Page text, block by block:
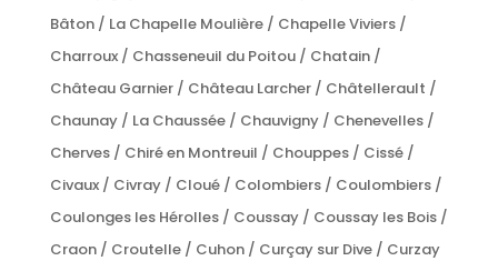
Bâton / La Chapelle Moulière / Chapelle Viviers /
Charroux / Chasseneuil du Poitou / Chatain /
Château Garnier / Château Larcher / Châtellerault /
Chaunay / La Chaussée / Chauvigny / Chenevelles /
Cherves / Chiré en Montreuil / Chouppes / Cissé /
Civaux / Civray / Cloué / Colombiers / Coulombiers /
Coulonges les Hérolles / Coussay / Coussay les Bois /
Craon / Croutelle / Cuhon / Curçay sur Dive / Curzay